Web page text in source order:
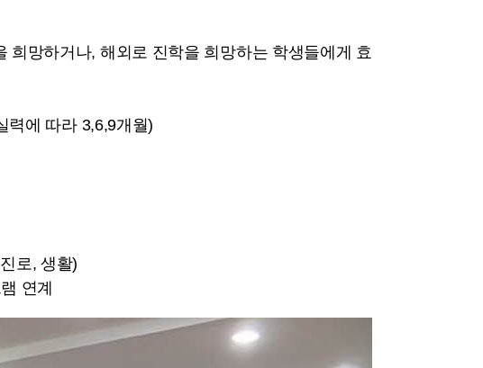
망하거나, 해외로 진학을 희망하는 학생들에게 효
력에 따라 3,6,9개월)
로, 생활)
연계